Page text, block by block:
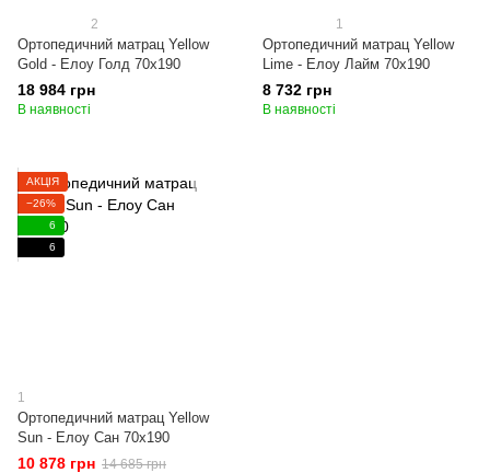
2
Ортопедичний матрац Yellow
Gold - Елоу Голд 70x190
18 984 грн
В наявності
1
Ортопедичний матрац Yellow
Lime - Елоу Лайм 70x190
8 732 грн
В наявності
АКЦІЯ
−26%
6
6
1
Ортопедичний матрац Yellow
Sun - Елоу Сан 70x190
10 878 грн 14 685 грн